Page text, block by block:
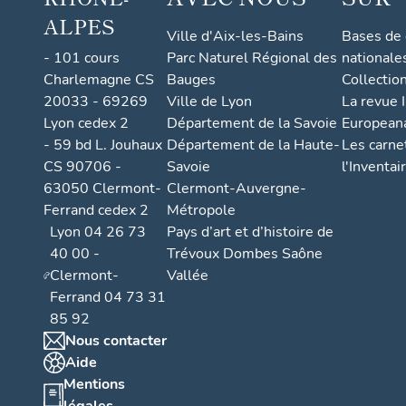
ALPES
- 101 cours
Charlemagne CS
20033 - 69269
Lyon cedex 2
- 59 bd L. Jouhaux
CS 90706 -
63050 Clermont-
Ferrand cedex 2
Lyon 04 26 73
40 00 -
Clermont-
Ferrand 04 73 31
85 92
Nous contacter
Aide
Mentions
Ville d'Aix-les-Bains
Parc Naturel Régional des
Bauges
Ville de Lyon
Département de la Savoie
Département de la Haute-
Savoie
Clermont-Auvergne-
Métropole
Pays d’art et d’histoire de
Trévoux Dombes Saône
Vallée
Bases
La revue
Les